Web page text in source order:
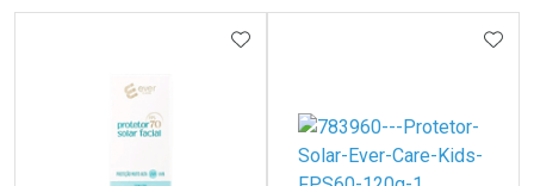
ADICIONAR AOS FAVORITOS